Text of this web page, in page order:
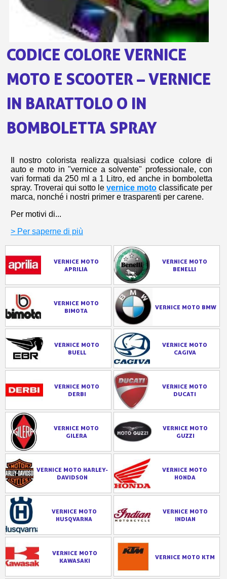
CODICE COLORE VERNICE
MOTO E SCOOTER – VERNICE
IN BARATTOLO O IN
BOMBOLETTA SPRAY
Il nostro colorista realizza qualsiasi codice colore di
auto e moto in "vernice a solvente" professionale, con
vari formati da 250 ml a 1 Litro, ed anche in bomboletta
spray. Troverai qui sotto le vernice motoclassificate per
marca, nonché i nostri primer e trasparenti per carene.
Per motivi di...
> Per saperne di più
VERNICE MOTO
APRILIA
VERNICE MOTO
BENELLI
VERNICE MOTO
BIMOTA
VERNICE MOTO BMW
VERNICE MOTO
BUELL
VERNICE MOTO
CAGIVA
VERNICE MOTO
DERBI
VERNICE MOTO
DUCATI
VERNICE MOTO
GILERA
VERNICE MOTO
GUZZI
VERNICE MOTO HARLEY-
DAVIDSON
VERNICE MOTO
HONDA
VERNICE MOTO
HUSQVARNA
VERNICE MOTO
INDIAN
VERNICE MOTO
KAWASAKI
VERNICE MOTO KTM